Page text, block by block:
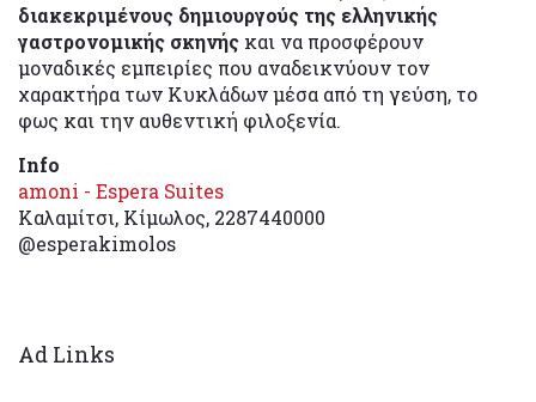
διακεκριμένους δημιουργούς της ελληνικής
γαστρονομικής σκηνής και να προσφέρουν
μοναδικές εμπειρίες που αναδεικνύουν τον
χαρακτήρα των Κυκλάδων μέσα από τη γεύση, το
φως και την αυθεντική φιλοξενία.
Info
amoni - Espera Suites
Καλαμίτσι, Κίμωλος, 2287440000
@esperakimolos
Ad Links